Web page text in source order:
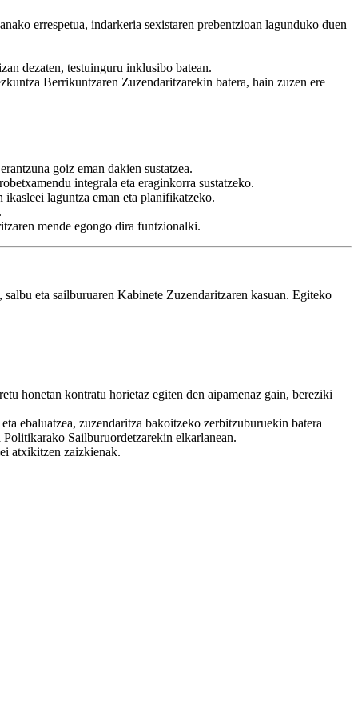
errespetua, indarkeria sexistaren prebentzioan lagunduko duen
dezaten, testuinguru inklusibo batean.
Berrikuntzaren Zuzendaritzarekin batera, hain zuzen ere
goiz eman dakien sustatzea.
integrala eta eraginkorra sustatzeko.
ikasleei laguntza eman eta planifikatzeko.
mende egongo dira funtzionalki.
eta sailburuaren Kabinete Zuzendaritzaren kasuan. Egiteko
honetan kontratu horietaz egiten den aipamenaz gain, bereziki
ebaluatzea, zuzendaritza bakoitzeko zerbitzuburuekin batera
Sailburuordetzarekin elkarlanean.
atxikitzen zaizkienak.